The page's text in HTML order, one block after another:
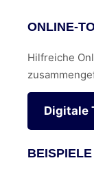
ONLINE-
Hilfreiche
Digitale
BEISPIELE